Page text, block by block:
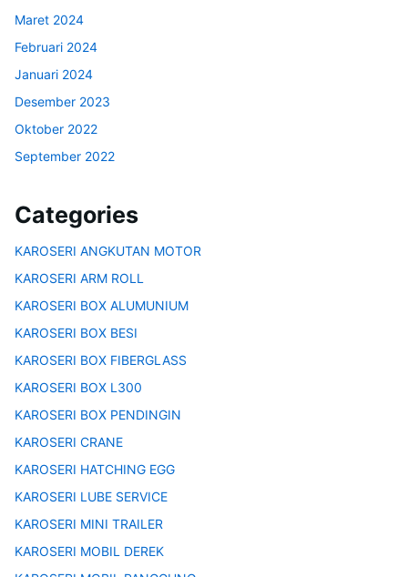
Maret 2024
Februari 2024
Januari 2024
Desember 2023
Oktober 2022
September 2022
Categories
KAROSERI ANGKUTAN MOTOR
KAROSERI ARM ROLL
KAROSERI BOX ALUMUNIUM
KAROSERI BOX BESI
KAROSERI BOX FIBERGLASS
KAROSERI BOX L300
KAROSERI BOX PENDINGIN
KAROSERI CRANE
KAROSERI HATCHING EGG
KAROSERI LUBE SERVICE
KAROSERI MINI TRAILER
KAROSERI MOBIL DEREK